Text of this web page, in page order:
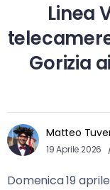
Linea
Gorizia
Matteo
19 Aprile 2026
Domenica 19